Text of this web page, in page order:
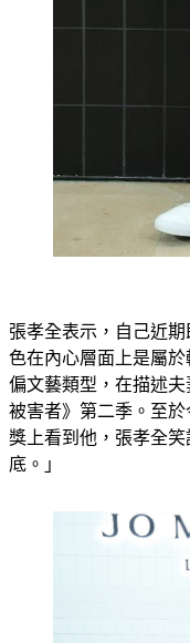
色在內心層面上是屬
偏文藝類型，在描述
被害者》第二季。至
獎上看到他，張孝全
底。」